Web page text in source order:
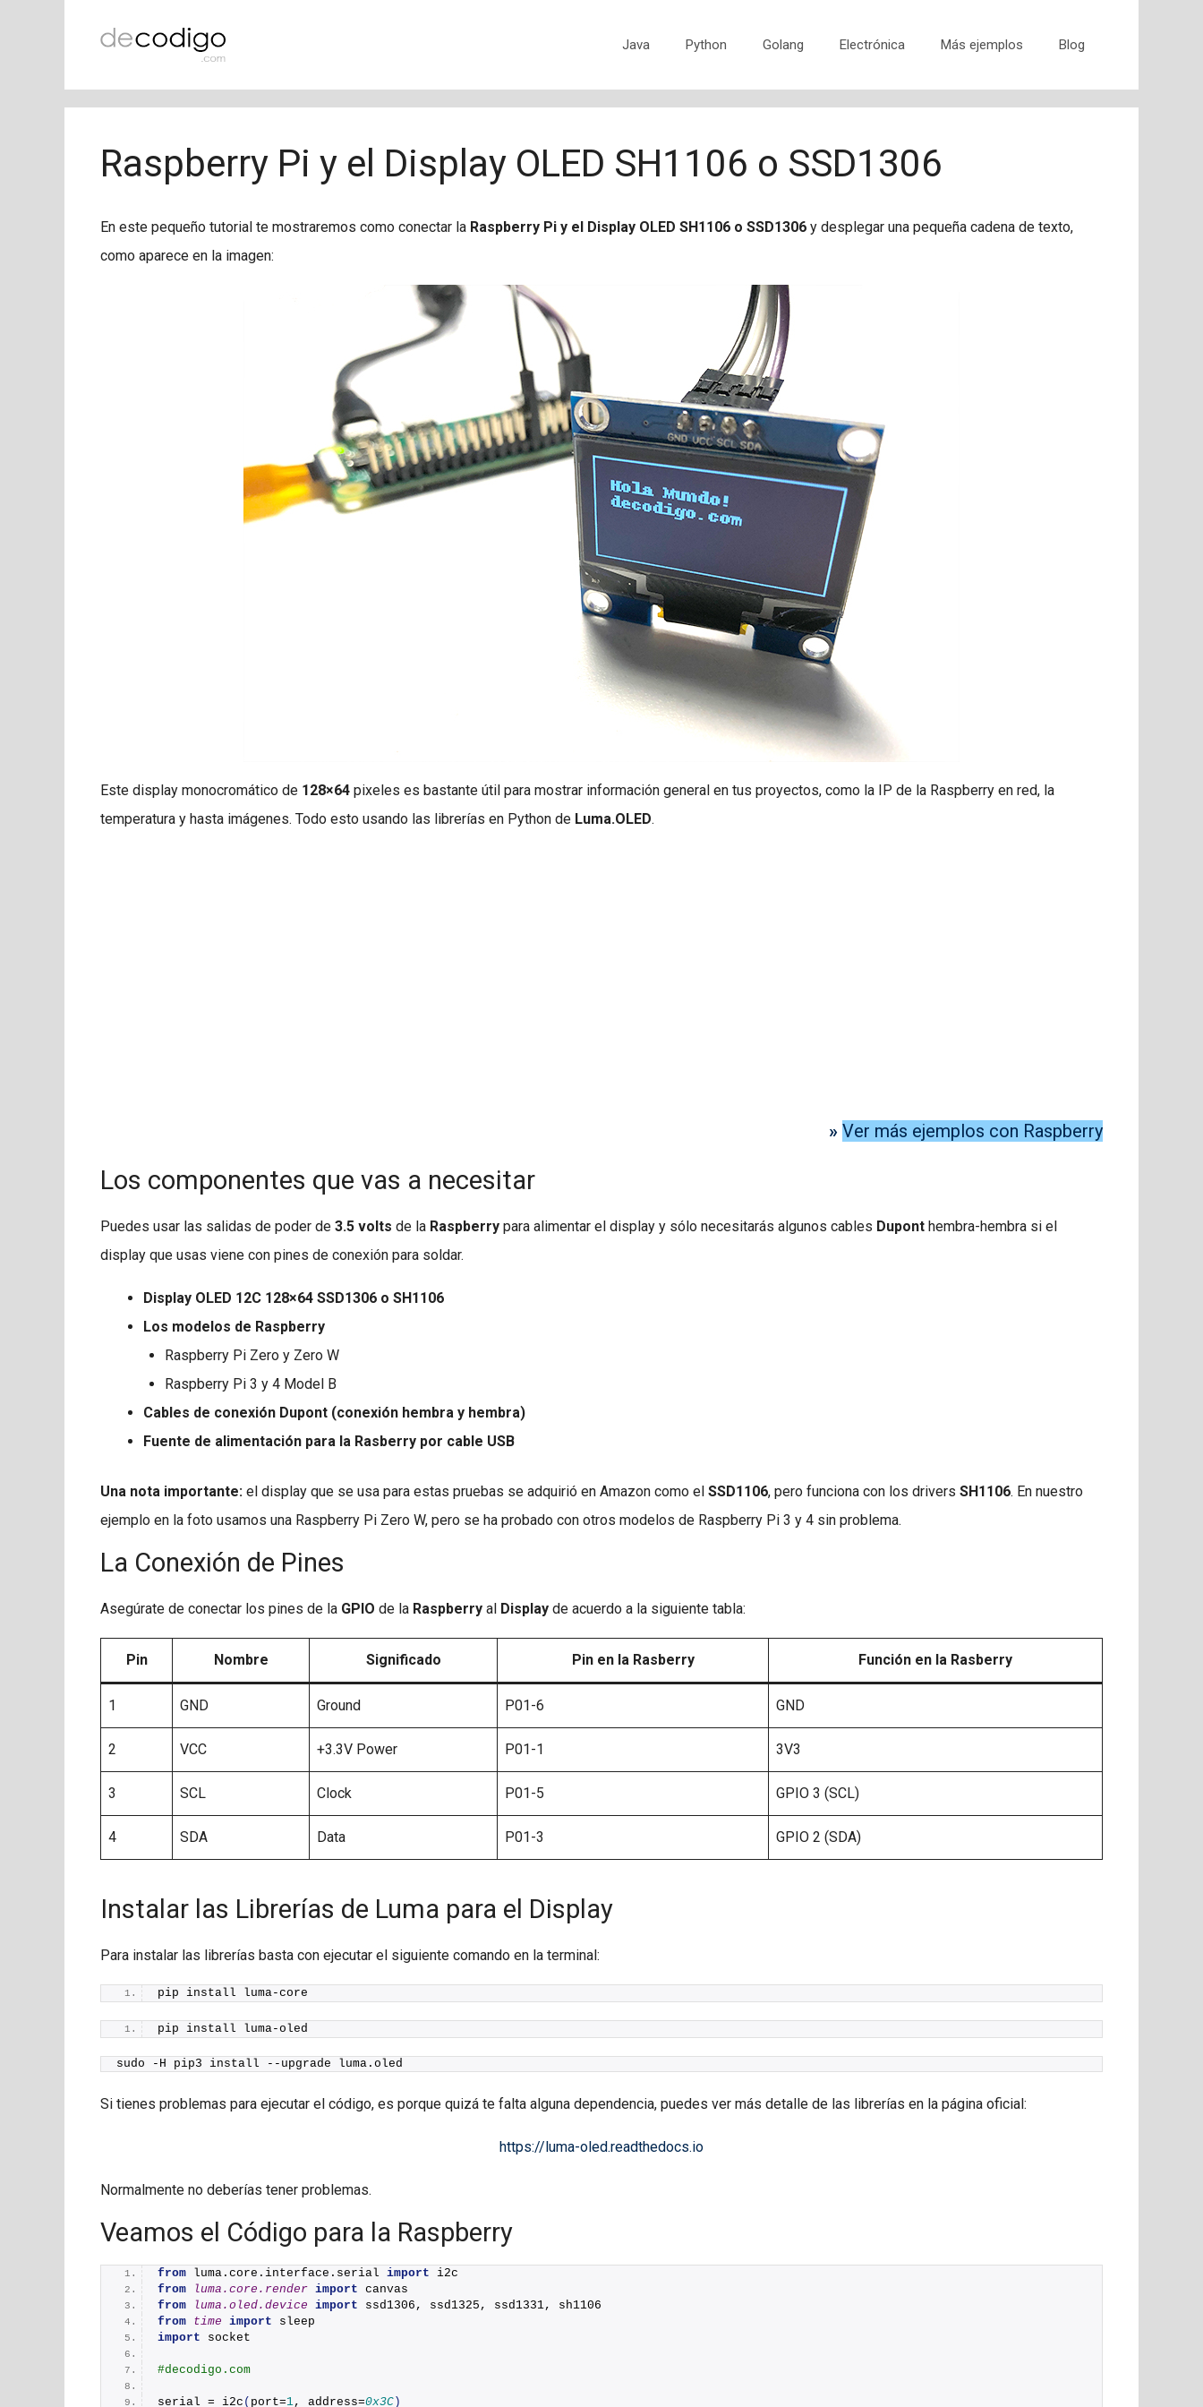
Java Python Golang Electrónica Más ejemplos Blog
Raspberry Pi y el Display OLED SH1106 o SSD1306
En este pequeño tutorial te mostraremos como conectar la Raspberry Pi y el Display OLED SH1106 o SSD1306 y desplegar una pequeña cadena de texto,
como aparece en la imagen:
Este display monocromático de 128×64 pixeles es bastante útil para mostrar información general en tus proyectos, como la IP de la Raspberry en red, la
temperatura y hasta imágenes. Todo esto usando las librerías en Python de Luma.OLED.
» Ver más ejemplos con Raspberry
Los componentes que vas a necesitar
Puedes usar las salidas de poder de 3.5 volts de la Raspberry para alimentar el display y sólo necesitarás algunos cables Dupont hembra-hembra si el
display que usas viene con pines de conexión para soldar.
Display OLED 12C 128×64 SSD1306 o SH1106
Los modelos de Raspberry
Raspberry Pi Zero y Zero W
Raspberry Pi 3 y 4 Model B
Cables de conexión Dupont (conexión hembra y hembra)
Fuente de alimentación para la Rasberry por cable USB
Una nota importante: el display que se usa para estas pruebas se adquirió en Amazon como el SSD1106, pero funciona con los drivers SH1106. En nuestro
ejemplo en la foto usamos una Raspberry Pi Zero W, pero se ha probado con otros modelos de Raspberry Pi 3 y 4 sin problema.
La Conexión de Pines
Asegúrate de conectar los pines de la GPIO de la Raspberry al Display de acuerdo a la siguiente tabla:
Pin Nombre Significado Pinen la Rasberry Función en la Rasberry
1 GND Ground P01-6 GND
2 VCC +3.3V Power P01-1 3V3
3 SCL Clock P01-5 GPIO 3 (SCL)
4 SDA Data P01-3 GPIO 2 (SDA)
Instalar las Librerías de Luma para el Display
Para instalar las librerías basta con ejecutar el siguiente comando en la terminal:
pip install luma-core
pip install luma-oled
sudo -H pip3 install --upgrade luma. oled
Si tienes problemas para ejecutar el código, es porque quizá te falta alguna dependencia, puedes ver más detalle de las librerías en la página oficial:
https://luma-oled.readthedocs.io
Normalmente no deberías tener problemas.
Veamos el Código para la Raspberry
from luma.core.interface.serial import i2c
from
luma.core.render import canvas
from
luma.oled.device import ssd1306, ssd1325, ssd1331, sh1106
from time import sleep
import socket
#decodigo.com
serial = i2c ( port=1, address=0x3C )